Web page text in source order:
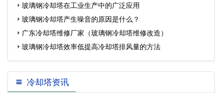
玻璃钢冷却塔在工业生产中的广泛应用
玻璃钢冷却塔产生噪音的原因是什么？
广东冷却塔维修厂家（玻璃钢冷却塔维修改造）
玻璃钢冷却塔效率低提高冷却塔排风量的方法
冷却塔资讯